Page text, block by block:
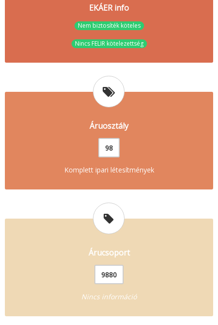
EKÁER info
Nem biztosíték köteles
Nincs FELIR kötelezettség
Áruosztály
98
Komplett ipari létesítmények
Árucsoport
9880
Nincs információ